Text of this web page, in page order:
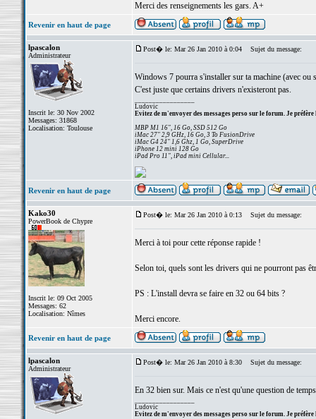
Merci des renseignements les gars. A+
Revenir en haut de page
lpascalon
Administrateur
Inscrit le: 30 Nov 2002
Messages: 31868
Localisation: Toulouse
Post� le: Mar 26 Jan 2010 à 0:04 Sujet du message:
Windows 7 pourra s'installer sur ta machine (avec ou
C'est juste que certains drivers n'existeront pas.
Ludovic
Evitez de m'envoyer des messages perso sur le forum. Je préfère
MBP M1 16", 16 Go, SSD 512 Go
iMac 27" 2,9 GHz, 16 Go, 3 To FusionDrive
iMac G4 24" 1,6 Ghz, 1 Go, SuperDrive
iPhone 12 mini 128 Go
iPad Pro 11", iPad mini Cellular...
Revenir en haut de page
Kako30
PowerBook de Chypre
Inscrit le: 09 Oct 2005
Messages: 62
Localisation: Nîmes
Post� le: Mar 26 Jan 2010 à 0:13 Sujet du message:
Merci à toi pour cette réponse rapide !
Selon toi, quels sont les drivers qui ne pourront pas
PS : L'install devra se faire en 32 ou 64 bits ?
Merci encore.
Revenir en haut de page
lpascalon
Administrateur
Post� le: Mar 26 Jan 2010 à 8:30 Sujet du message:
En 32 bien sur. Mais ce n'est qu'une question de
Ludovic
Evitez de m'envoyer des messages perso sur le forum. Je préfère